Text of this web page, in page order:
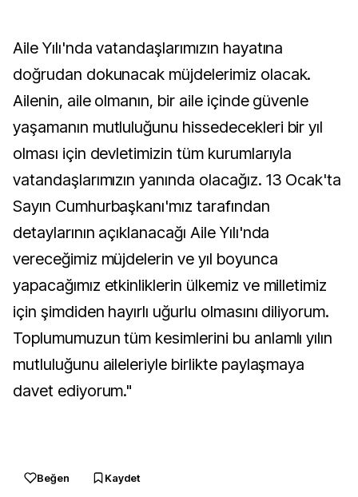
Aile Yılı'nda vatandaşlarımızın hayatına
doğrudan dokunacak müjdelerimiz olacak.
Ailenin, aile olmanın, bir aile içinde güvenle
yaşamanın mutluluğunu hissedecekleri bir yıl
olması için devletimizin tüm kurumlarıyla
vatandaşlarımızın yanında olacağız. 13 Ocak'ta
Sayın Cumhurbaşkanı'mız tarafından
detaylarının açıklanacağı Aile Yılı'nda
vereceğimiz müjdelerin ve yıl boyunca
yapacağımız etkinliklerin ülkemiz ve milletimiz
için şimdiden hayırlı uğurlu olmasını diliyorum.
Toplumumuzun tüm kesimlerini bu anlamlı yılın
mutluluğunu aileleriyle birlikte paylaşmaya
davet ediyorum."
Beğen Kaydet